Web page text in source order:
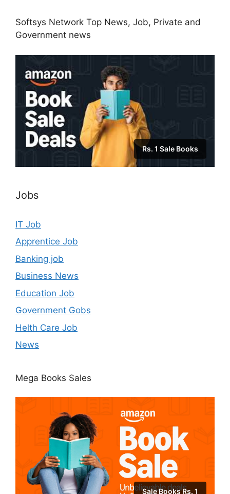
Softsys Network Top News, Job, Private and
Government news
Rs. 1 Sale Books
Jobs
IT Job
Apprentice Job
Banking job
Business News
Education Job
Government Gobs
Helth Care Job
News
Mega Books Sales
Sale Books Rs. 1